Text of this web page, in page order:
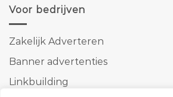
Voor bedrijven
Zakelijk Adverteren
Banner advertenties
Linkbuilding